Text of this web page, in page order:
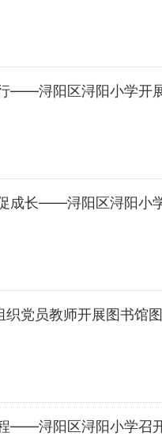
——浔阳区浔阳小学开
成长——浔阳区浔阳小
织党员教师开展图书馆
——浔阳区浔阳小学召